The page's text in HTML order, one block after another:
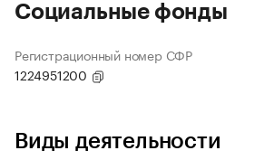
Социальные фонды
Регистрационный номер СФР
1224951200
Виды деятельности